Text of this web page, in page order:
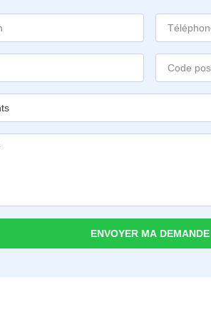
ENVOYER MA DEMANDE